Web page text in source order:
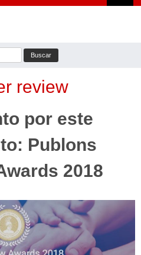
review
por este
Publons
2018